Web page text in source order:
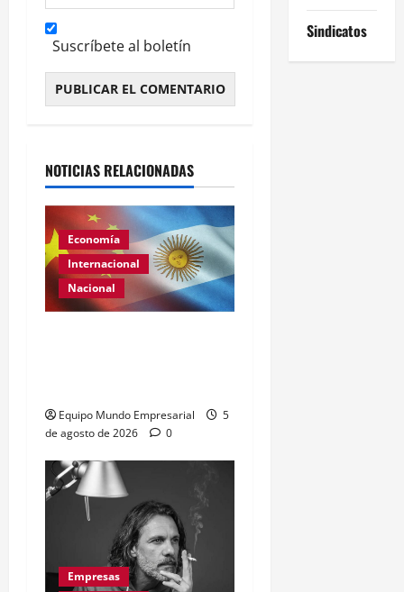
Suscríbete al boletín
NOTICIAS RELACIONADAS
Economía
Internacional
Nacional
Equipo Mundo Empresarial
5
de agosto de 2026
0
Empresas
Sindicatos